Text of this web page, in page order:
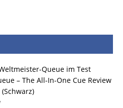
Queue im Test
– The All-In-One Cue Review
(Schwarz)